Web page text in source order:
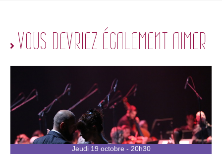
VOUS DEVRIEZ ÉGALEMENT AIMER
Jeudi 19 octobre - 20h30